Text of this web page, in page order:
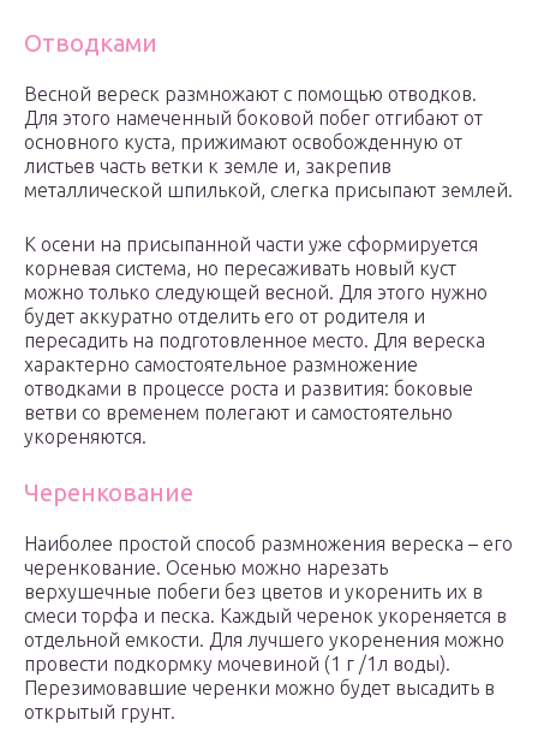
Отводками
Весной вереск размножают с помощью отводков.
Для этого намеченный боковой побег отгибают от
основного куста, прижимают освобожденную от
листьев часть ветки к земле и, закрепив
металлической шпилькой, слегка присыпают землей.
К осени на присыпанной части уже сформируется
корневая система, но пересаживать новый куст
можно только следующей весной. Для этого нужно
будет аккуратно отделить его от родителя и
пересадить на подготовленное место. Для вереска
характерно самостоятельное размножение
отводками в процессе роста и развития: боковые
ветви со временем полегают и самостоятельно
укореняются.
Черенкование
Наиболее простой способ размножения вереска – его
черенкование. Осенью можно нарезать
верхушечные побеги без цветов и укоренить их в
смеси торфа и песка. Каждый черенок укореняется в
отдельной емкости. Для лучшего укоренения можно
провести подкормку мочевиной (1 г /1л воды).
Перезимовавшие черенки можно будет высадить в
открытый грунт.